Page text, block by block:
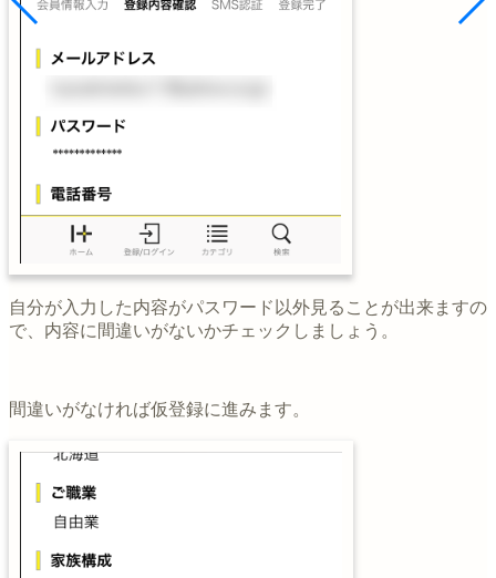
自分が入力した内容がパスワード以外見ることが出来ますの
で、内容に間違いがないかチェックしましょう。
間違いがなければ仮登録に進みます。